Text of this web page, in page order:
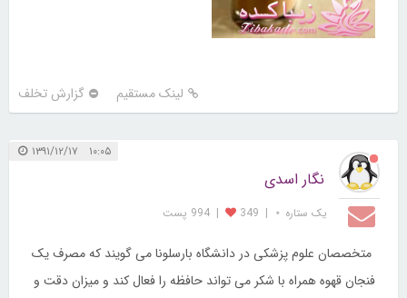
لینک مستقیم گزارش تخلف
۱۰:۰۵ ۱۳۹۱/۱۲/۱۷
نگار اسدی
یک ستاره ⋆ |
349
| 994 پست
متخصصان علوم پزشکی در دانشگاه بارسلونا می گویند که مصرف یک
فنجان قهوه همراه با شکر می تواند حافظه را فعال کند و میزان دقت و